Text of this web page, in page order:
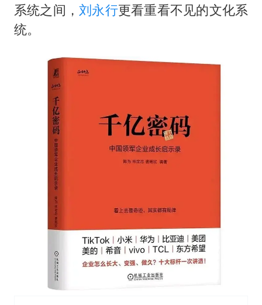
系统之间，刘永行更看重看不见的文化系
统。